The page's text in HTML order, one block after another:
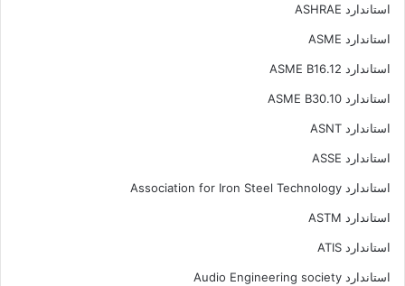
استاندارد ASHRAE
استاندارد ASME
استاندارد ASME B16.12
استاندارد ASME B30.10
استاندارد ASNT
استاندارد ASSE
استاندارد Association for Iron Steel Technology
استاندارد ASTM
استاندارد ATIS
استاندارد Audio Engineering society